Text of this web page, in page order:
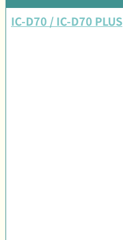
IC-D70 / IC-D70 PLUS